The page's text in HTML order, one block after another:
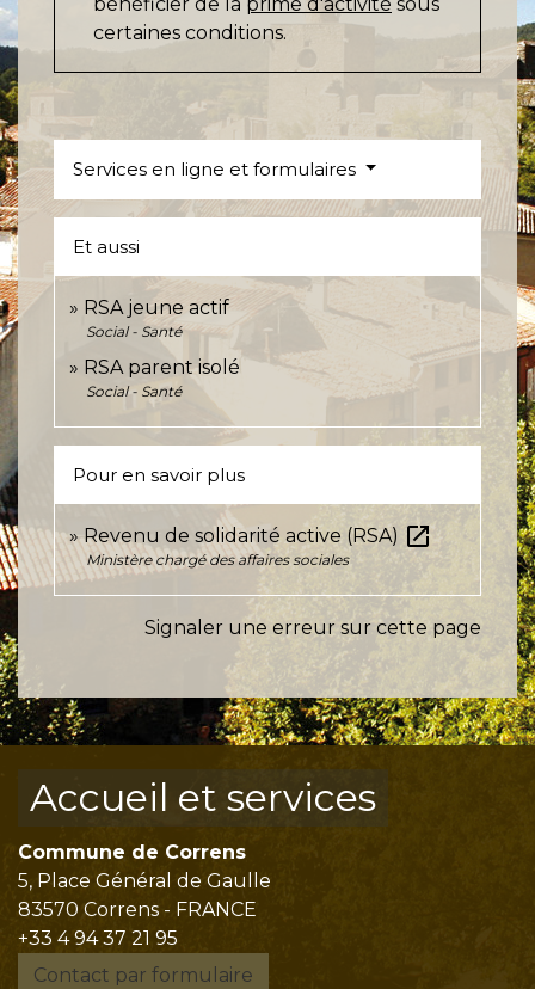
bénéficier de la prime d'activité sous
certaines conditions.
Services en ligne et formulaires
Et aussi
RSA jeune actif
Social - Santé
RSA parent isolé
Social - Santé
Pour en savoir plus
Revenu de solidarité active (RSA) open_in_new
Ministère chargé des affaires sociales
Signaler une erreur sur cette page
Accueil et services
Commune de Correns
5, Place Général de Gaulle
83570 Correns - FRANCE
+33 4 94 37 21 95
Contact par formulaire